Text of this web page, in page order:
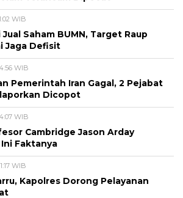
WIB
Saham BUMN, Target Raup
Jaga Defisit
WIB
Pemerintah Iran Gagal, 2 Pejabat
Dicopot
WIB
Cambridge Jason Arday
Faktanya
WIB
Kapolres Dorong Pelayanan